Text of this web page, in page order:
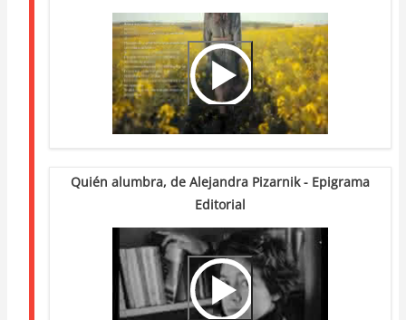
Video
Url
Quién alumbra, de Alejandra Pizarnik - Epigrama
Editorial
Video
Url